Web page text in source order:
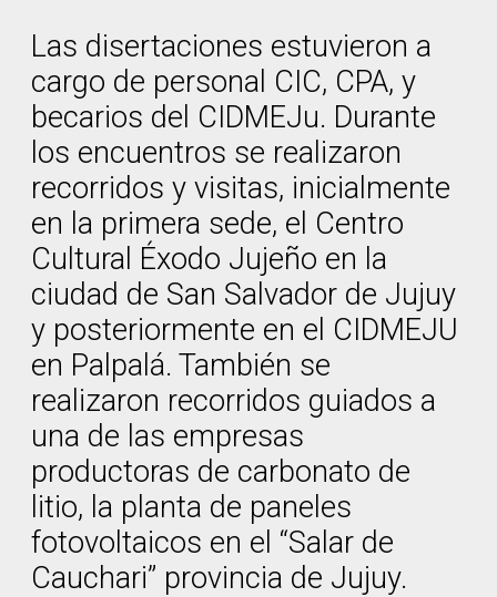
Las disertaciones estuvieron a
cargo de personal CIC, CPA, y
becarios del CIDMEJu. Durante
los encuentros se realizaron
recorridos y visitas, inicialmente
en la primera sede, el Centro
Cultural Éxodo Jujeño en la
ciudad de San Salvador de Jujuy
y posteriormente en el CIDMEJU
en Palpalá. También se
realizaron recorridos guiados a
una de las empresas
productoras de carbonato de
litio, la planta de paneles
fotovoltaicos en el “Salar de
Cauchari” provincia de Jujuy.